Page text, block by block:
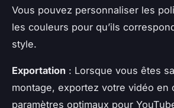
Vous pouvez personnaliser les
les couleurs pour qu’ils
style.
Exportation : Lorsque vous êtes
montage, exportez votre vidéo en
paramètres optimaux pour